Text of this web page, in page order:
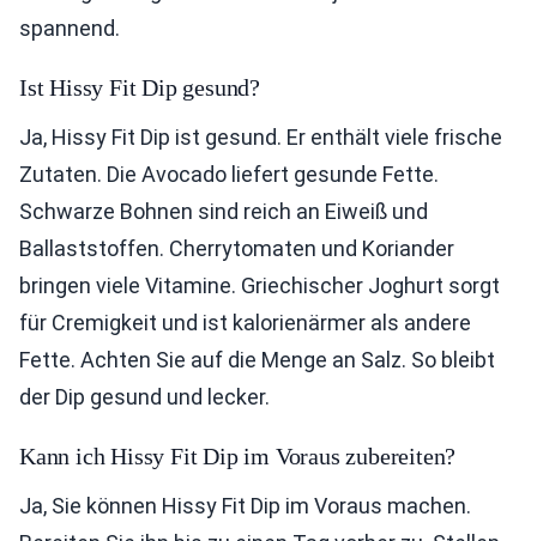
spannend.
Ist Hissy Fit Dip gesund?
Ja, Hissy Fit Dip ist gesund. Er enthält viele frische
Zutaten. Die Avocado liefert gesunde Fette.
Schwarze Bohnen sind reich an Eiweiß und
Ballaststoffen. Cherrytomaten und Koriander
bringen viele Vitamine. Griechischer Joghurt sorgt
für Cremigkeit und ist kalorienärmer als andere
Fette. Achten Sie auf die Menge an Salz. So bleibt
der Dip gesund und lecker.
Kann ich Hissy Fit Dip im Voraus zubereiten?
Ja, Sie können Hissy Fit Dip im Voraus machen.